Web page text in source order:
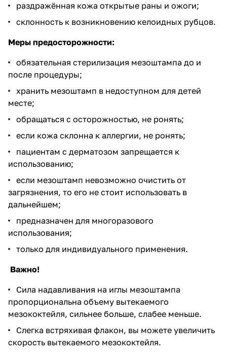
раздражённая кожа открытые раны и ожоги;
склонность к возникновению келоидных рубцов.
Меры предосторожности:
обязательная стерилизация мезоштампа до и
после процедуры;
хранить мезоштамп в недоступном для детей
месте;
обращаться с осторожностью, не ронять;
если кожа склонна к аллергии, не ронять;
пациентам с дерматозом запрещается к
использованию;
если мезоштамп невозможно очистить от
загрязнения, то его не стоит использовать в
дальнейшем;
предназначен для многоразового
использования;
только для индивидуального применения.
Важно!
Сила надавливания на иглы мезоштампа
пропорциональна объему вытекаемого
мезококтейля, сильнее больше, слабее меньше.
Слегка встряхивая флакон, вы можете увеличить
скорость вытекаемого мезококтейля.